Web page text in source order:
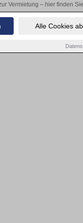
Alle Cookies
Vermietung – hier finden
Objekte finden. Schauen